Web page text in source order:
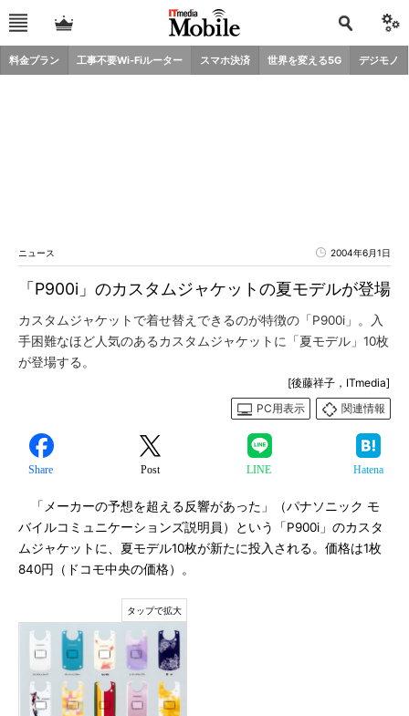
料金プラン 工事不要Wi-Fiルーター スマホ決済 世界を変える5G デジモノ
ニュース 2004年6月1日
「P900i」のカスタムジャケットの夏モデルが登場
カスタムジャケットで着せ替えできるのが特徴の「P900i」。入
手困難なほど人気のあるカスタムジャケットに「夏モデル」10枚
が登場する。
[後藤祥子，ITmedia]
PC用表示
関連情報
Share Post LINE Hatena
「メーカーの予想を超える反響があった」（パナソニック モ
バイルコミュニケーションズ説明員）という「P900i」のカスタ
ムジャケットに、夏モデル10枚が新たに投入される。価格は1枚
840円（ドコモ中央の価格）。